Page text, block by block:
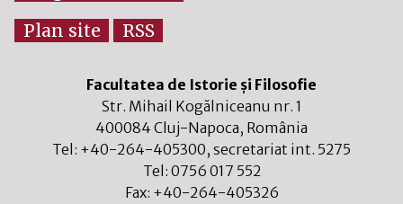
Plan site
RSS
Facultatea de Istorie și Filosofie
Str. Mihail Kogălniceanu nr. 1
400084 Cluj-Napoca, România
Tel: +40-264-405300, secretariat int. 5275
Tel: 0756 017 552
Fax: +40-264-405326